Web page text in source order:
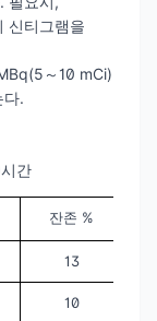
신티그램을
～10 mCi)
다.
간
잔존 %
13
10